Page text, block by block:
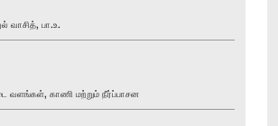
பா.உ.
வளங்கள், காணி மற்றும் நீர்ப்பாசன